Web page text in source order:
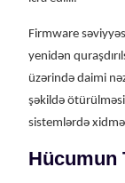
Firmware
yenidən
üzərində daimi
şəkildə
sistemlərdə
Hücumun